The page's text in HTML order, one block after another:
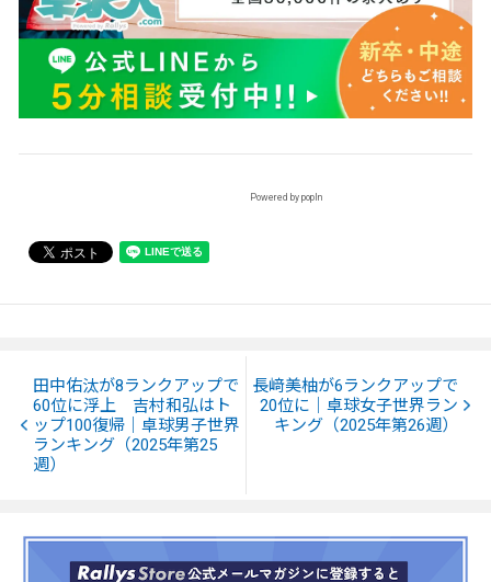
Powered by popIn
田中佑汰が8ランクアップで
60位に浮上 吉村和弘はト
ップ100復帰｜卓球男子世界
ランキング（2025年第25
週）
長﨑美柚が6ランクアップで
20位に｜卓球女子世界ラン
キング（2025年第26週）